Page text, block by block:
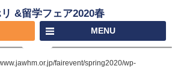
&留学フェア2020春
MENU
fairevent/spring2020/wp-